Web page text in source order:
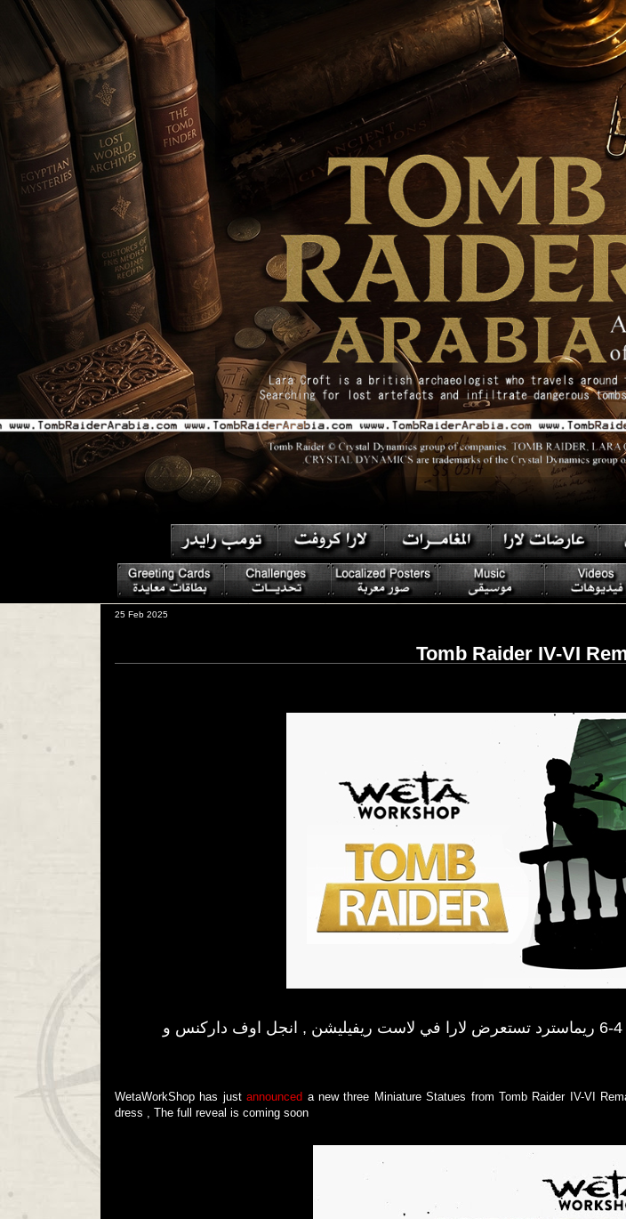
25 Feb 2025
Tomb Raider IV-VI
عن مجموعة مصغرة من التماثيل من تومب رايدر 4-6 ريماسترد تستعرض لارا في لاست ريفيليشن , انجل اوف داركنس و
WetaWorkShop has justannounced a new three Miniature Statues from Tomb Raider IV-VI
dress , The full reveal is coming soon